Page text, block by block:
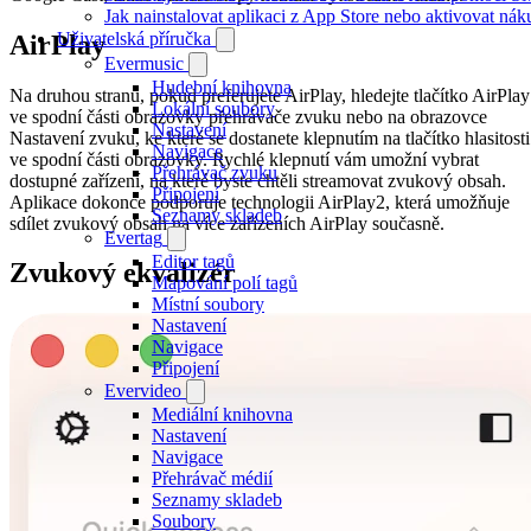
Jak nainstalovat aplikaci z App Store nebo aktivovat
Uživatelská příručka
Evermusic
Hudební knihovna
Lokální soubory
Nastavení
Navigace
Přehrávač zvuku
Připojení
Seznamy skladeb
Evertag
Editor tagů
Mapování polí tagů
Místní soubory
Nastavení
Navigace
Připojení
Evervideo
Mediální knihovna
Nastavení
Navigace
Přehrávač médií
Seznamy skladeb
Soubory
AirPlay
Na druhou stranu, pokud preferujete AirPlay, hledejte tlačítko AirPlay
ve spodní části obrazovky přehrávače zvuku nebo na obrazovce
Nastavení zvuku, ke které se dostanete klepnutím na tlačítko hlasitosti
ve spodní části obrazovky. Rychlé klepnutí vám umožní vybrat
dostupné zařízení, na které byste chtěli streamovat zvukový obsah.
Aplikace dokonce podporuje technologii AirPlay2, která umožňuje
sdílet zvukový obsah na více zařízeních AirPlay současně.
Zvukový ekvalizér